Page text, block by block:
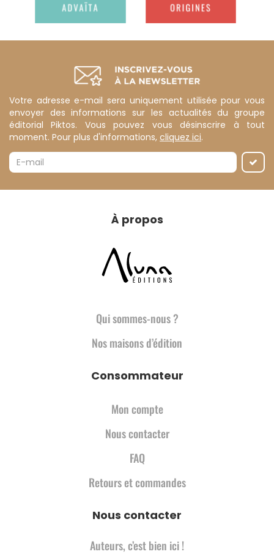
Votre adresse e-mail sera uniquement utilisée pour vous
envoyer des informations sur les actualités du groupe
éditorial Piktos. Vous pouvez vous désinscrire à tout
moment. Pour plus d'informations, cliquez ici.
À propos
Qui sommes-nous ?
Nos maisons d’édition
Consommateur
Mon compte
Nous contacter
FAQ
Retours et commandes
Nous contacter
Auteurs, c’est bien ici !